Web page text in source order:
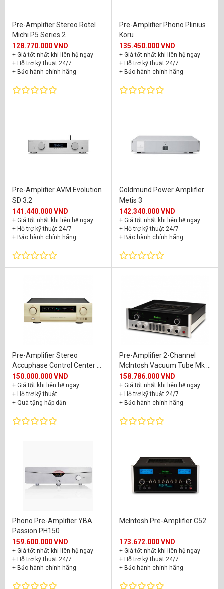
Pre-Amplifier Stereo Rotel
Michi P5 Series 2
128.770.000 VND
+ Giá tốt nhất khi liên hệ ngay
+ Hỗ trợ kỹ thuật 24/7
+ Bảo hành chính hãng
Pre-Amplifier Phono Plinius
Koru
135.450.000 VND
+ Giá tốt nhất khi liên hệ ngay
+ Hỗ trợ kỹ thuật 24/7
+ Bảo hành chính hãng
Pre-Amplifier AVM Evolution
SD 3.2
141.440.000 VND
+ Giá tốt nhất khi liên hệ ngay
+ Hỗ trợ kỹ thuật 24/7
+ Bảo hành chính hãng
Goldmund Power Amplifier
Metis 3
142.340.000 VND
+ Giá tốt nhất khi liên hệ ngay
+ Hỗ trợ kỹ thuật 24/7
+ Bảo hành chính hãng
Pre-Amplifier Stereo
Accuphase Control Center C-
2150
150.000.000 VND
+ Giá tốt khi liên hệ ngay
+ Hỗ trợ kỹ thuật
+ Quà tặng hấp dẫn
Pre-Amplifier 2-Channel
McIntosh Vacuum Tube Mk V
C22
158.786.000 VND
+ Giá tốt nhất khi liên hệ ngay
+ Hỗ trợ kỹ thuật 24/7
+ Bảo hành chính hãng
Phono Pre-Amplifier YBA
Passion PH150
159.600.000 VND
+ Giá tốt nhất khi liên hệ ngay
+ Hỗ trợ kỹ thuật 24/7
+ Bảo hành chính hãng
McIntosh Pre-Amplifier C52
173.672.000 VND
+ Giá tốt nhất khi liên hệ ngay
+ Hỗ trợ kỹ thuật 24/7
+ Bảo hành chính hãng